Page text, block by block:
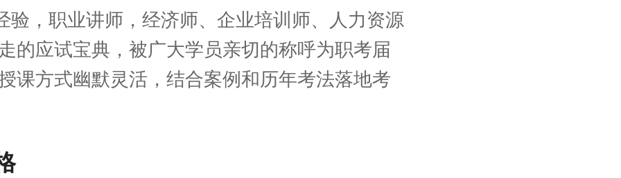
验，职业讲师，经济师、企业培训师、人力资源
的应试宝典，被广大学员亲切的称呼为职考届
课方式幽默灵活，结合案例和历年考法落地考